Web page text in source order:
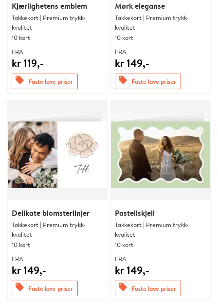
Kjærlighetens emblem
Takkekort | Premium trykk-
kvalitet
10 kort
FRA
kr 119,-
offers Faste lave priser
Mørk eleganse
Takkekort | Premium trykk-
kvalitet
10 kort
FRA
kr 149,-
offers Faste lave priser
Delikate blomsterlinjer
Takkekort | Premium trykk-
kvalitet
10 kort
FRA
kr 149,-
offers Faste lave priser
Pastellskjell
Takkekort | Premium trykk-
kvalitet
10 kort
FRA
kr 149,-
offers Faste lave priser